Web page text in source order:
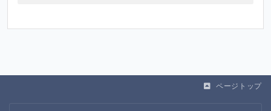
ページトップ